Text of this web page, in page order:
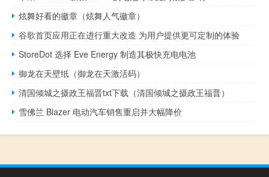
炫舞好看的徽章（炫舞人气徽章）
谷歌首页应用正在进行重大改造 为用户提供更可定制的体验
StoreDot 选择 Eve Energy 制造其极快充电电池
御龙在天壁纸（御龙在天激活码）
清国倾城之摄政王福晋txt下载（清国倾城之摄政王福晋）
雪佛兰 Blazer 电动汽车销售重启并大幅降价